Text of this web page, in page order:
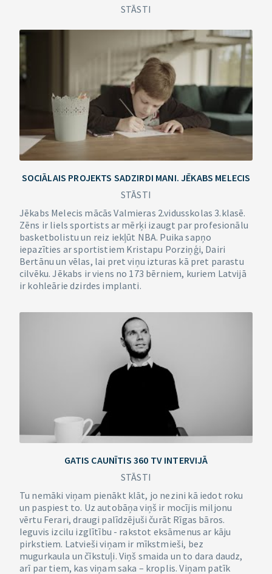
STĀSTI
SOCIĀLAIS PROJEKTS SADZIRDI MANI. JĒKABS MELECIS
STĀSTI
Jēkabs Melecis mācās Valmieras 2.vidusskolas 3.klasē.
Zēns ir liels sportists ar mērķi izaugt par profesionālu
basketbolistu un reiz iekļūt NBA. Puika sapņo
iepazīties ar sportistiem Kristapu Porziņģi, Dairi
Bertānu un vēlas, lai pret viņu izturas kā pret parastu
cilvēku. Jēkabs ir viens no 173 bērniem, kuriem Latvijā
ir kohleārie dzirdes implanti.
GATIS CAUNĪTIS 360 TV INTERVIJĀ
STĀSTI
Tu nemāki viņam pienākt klāt, jo nezini kā iedot roku
un paspiest to. Uz autobāņa viņš ir mocījis miljonu
vērtu Ferari, draugi palīdzējuši čurāt Rīgas bāros.
Ieguvis izcilu izglītību - rakstot eksāmenus ar kāju
pirkstiem. Latvieši viņam ir mīkstmieši, bez
mugurkaula un čīkstuļi. Viņš smaida un to dara daudz,
arī par tiem, kas viņam saka – kroplis. Viņam patīk